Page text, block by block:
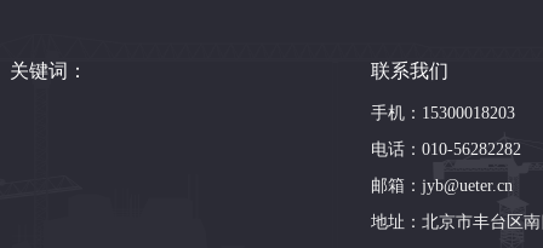
关键词： 联系我们
手机：15300018203
电话：010-56282282
邮箱：jyb@ueter.cn
地址：北京市丰台区